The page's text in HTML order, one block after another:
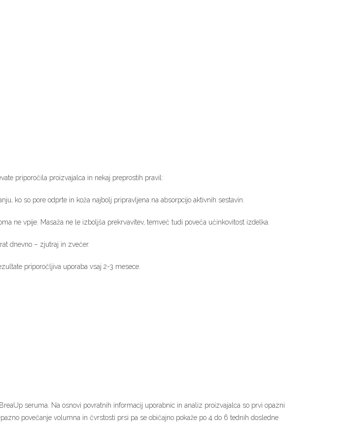
priporočila proizvajalca in nekaj preprostih pravil:
ko so pore odprte in koža najbolj pripravljena na absorpcijo aktivnih sestavin.
ne vpije. Masaža ne le izboljša prekrvavitev, temveč tudi poveča učinkovitost izdelka.
dnevno – zjutraj in zvečer.
priporočljiva uporaba vsaj 2-3 mesece.
seruma. Na osnovi povratnih informacij uporabnic in analiz proizvajalca so prvi opazni
povečanje volumna in čvrstosti prsi pa se običajno pokaže po 4 do 6 tednih dosledne